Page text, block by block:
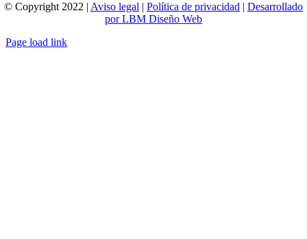
© Copyright 2022 | Aviso legal | Política de privacidad | Desarrollado
por LBM Diseño Web
Page load link